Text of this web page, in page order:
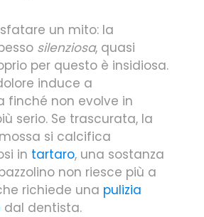
un mito: la
silenziosa, quasi
per questo è insidiosa.
induce a
finché non evolve in
serio. Se trascurata, la
si calcifica
in tartaro, una sostanza
non riesce più a
richiede una pulizia
dal dentista.